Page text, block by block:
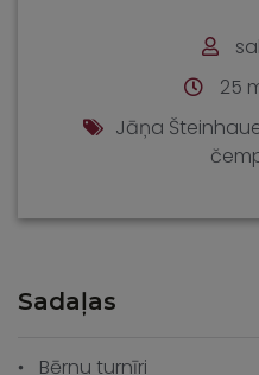
25
Jāņa
Sadaļas
Bērnu turnīri